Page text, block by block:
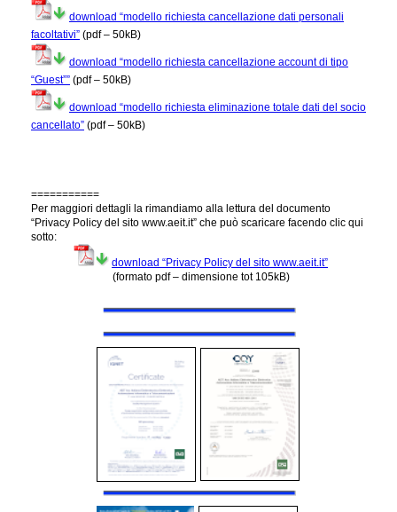
download “modello richiesta cancellazione dati personali
facoltativi” (pdf – 50kB)
download “modello richiesta cancellazione account di tipo
“Guest”” (pdf – 50kB)
download “modello richiesta eliminazione totale dati del socio
cancellato” (pdf – 50kB)
===========
Per maggiori dettagli la rimandiamo alla lettura del documento
“Privacy Policy del sito www.aeit.it” che può scaricare facendo clic qui
sotto:
download “Privacy Policy del sito www.aeit.it”
(formato pdf – dimensione tot 105kB)